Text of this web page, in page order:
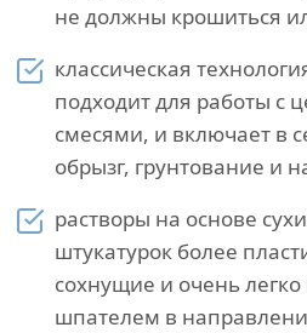
не должны крошиться
классическая
подходит для работы с
смесями, и включает в
обрызг, грунтование и
растворы на основе
штукатурок более
сохнущие и очень
шпателем в